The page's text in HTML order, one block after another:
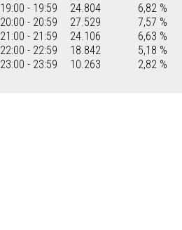
19:00 - 19:59
24.804 6,82 %
20:00 - 20:59
27.529 7,57 %
21:00 - 21:59
24.106 6,63 %
22:00 - 22:59
18.842 5,18 %
23:00 - 23:59
10.263 2,82 %